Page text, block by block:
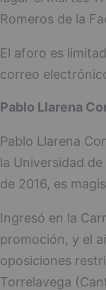
Romeros de la
El aforo es
correo
Pablo Llarena
Pablo Llarena
la Universidad
de 2016, es
Ingresó en la
promoción, y el
oposiciones
Torrelavega